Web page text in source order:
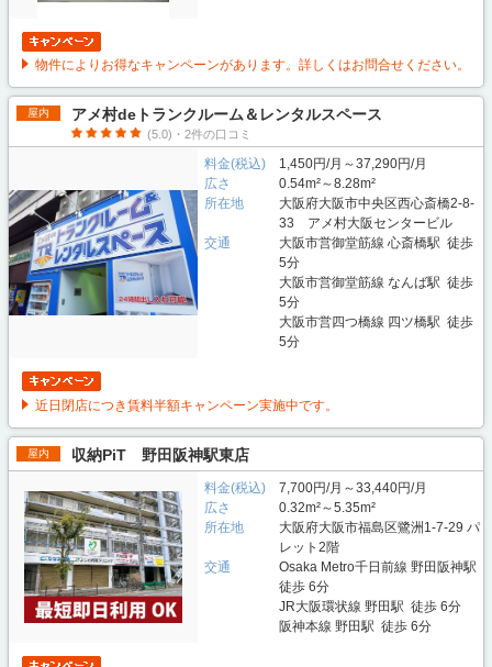
物件によりお得なキャンペーンがあります。詳しくはお問合せください。
屋内 アメ村deトランクルーム＆レンタルスペース
(5.0)・2件の口コミ
料金(税込)
1,450円/月～37,290円/月
広さ
0.54m²～8.28m²
所在地
大阪府大阪市中央区西心斎橋2-8-
33 アメ村大阪センタービル
交通
大阪市営御堂筋線 心斎橋駅 徒歩
5分
大阪市営御堂筋線 なんば駅 徒歩
5分
大阪市営四つ橋線 四ツ橋駅 徒歩
5分
近日閉店につき賃料半額キャンペーン実施中です。
屋内 収納PiT 野田阪神駅東店
料金(税込)
7,700円/月～33,440円/月
広さ
0.32m²～5.35m²
所在地
大阪府大阪市福島区鷺洲1-7-29 パ
レット2階
交通
Osaka Metro千日前線 野田阪神駅
徒歩 6分
JR大阪環状線 野田駅 徒歩 6分
阪神本線 野田駅 徒歩 6分